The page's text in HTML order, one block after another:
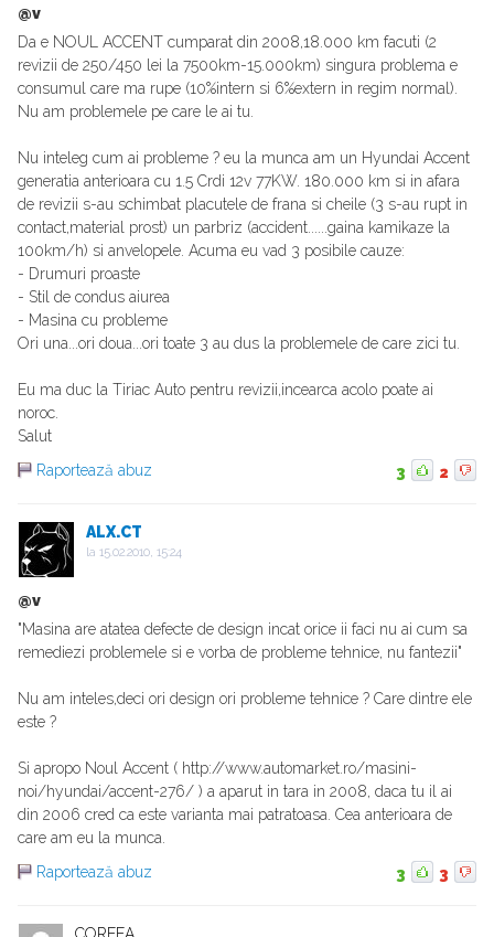
@v
Da e NOUL ACCENT cumparat din 2008,18.000 km facuti (2
revizii de 250/450 lei la 7500km-15.000km) singura problema e
consumul care ma rupe (10%intern si 6%extern in regim normal).
Nu am problemele pe care le ai tu.
Nu inteleg cum ai probleme ? eu la munca am un Hyundai Accent
generatia anterioara cu 1.5 Crdi 12v 77KW. 180.000 km si in afara
de revizii s-au schimbat placutele de frana si cheile (3 s-au rupt in
contact,material prost) un parbriz (accident......gaina kamikaze la
100km/h) si anvelopele. Acuma eu vad 3 posibile cauze:
- Drumuri proaste
- Stil de condus aiurea
- Masina cu probleme
Ori una...ori doua...ori toate 3 au dus la problemele de care zici tu.
Eu ma duc la Tiriac Auto pentru revizii,incearca acolo poate ai
noroc.
Salut
Raportează abuz
3 2
ALX.CT
la 15.02.2010, 15:24
@v
"Masina are atatea defecte de design incat orice ii faci nu ai cum sa
remediezi problemele si e vorba de probleme tehnice, nu fantezii"
Nu am inteles,deci ori design ori probleme tehnice ? Care dintre ele
este ?
Si apropo Noul Accent ( http://www.automarket.ro/masini-
noi/hyundai/accent-276/ ) a aparut in tara in 2008, daca tu il ai
din 2006 cred ca este varianta mai patratoasa. Cea anterioara de
care am eu la munca.
Raportează abuz
3 3